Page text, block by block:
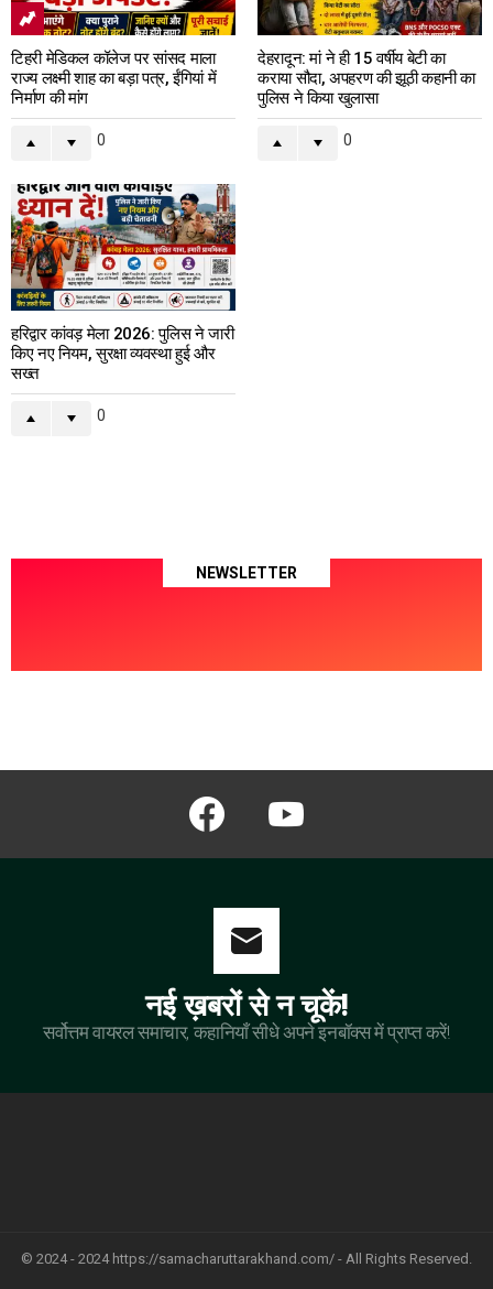
टिहरी मेडिकल कॉलेज पर सांसद माला
राज्य लक्ष्मी शाह का बड़ा पत्र, ईंगियां में
निर्माण की मांग
0
देहरादून: मां ने ही 15 वर्षीय बेटी का
कराया सौदा, अपहरण की झूठी कहानी का
पुलिस ने किया खुलासा
0
हरिद्वार कांवड़ मेला 2026: पुलिस ने जारी
किए नए नियम, सुरक्षा व्यवस्था हुई और
सख्त
0
NEWSLETTER
facebook
नई ख़बरों से न चूकें!
सर्वोत्तम वायरल समाचार, कहानियाँ सीधे अपने इनबॉक्स में प्राप्त करें!
© 2024 - 2024 https://samacharuttarakhand.com/ - All Rights Reserved.